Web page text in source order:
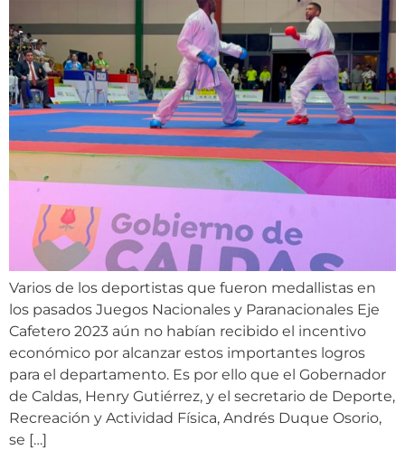
Varios de los deportistas que fueron medallistas en
los pasados Juegos Nacionales y Paranacionales Eje
Cafetero 2023 aún no habían recibido el incentivo
económico por alcanzar estos importantes logros
para el departamento. Es por ello que el Gobernador
de Caldas, Henry Gutiérrez, y el secretario de Deporte,
Recreación y Actividad Física, Andrés Duque Osorio,
se […]